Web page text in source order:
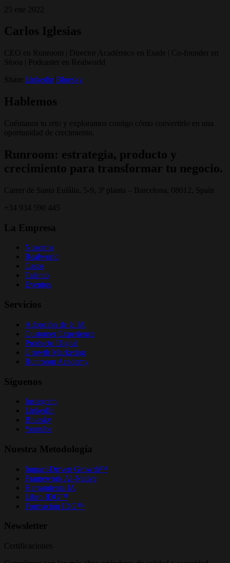
25 ene 2022
Carlos Iglesias
CEO en Runroom | Director Académico en Esade | Co-founder en
Stooa | Podcaster en Realworld
Share: Linkedin Bluesky
Hablemos
Cuéntanos tu reto y exploramos contigo cómo convertirlo en una
oportunidad de crecimiento.
Runroom: estrategia, producto y
crecimiento para transformar tu negocio.
Carrer de Santa Eulàlia, 5-9, 3ª planta – Barcelona, 08012, Spain
+34 934 590 445
La Empresa
Nosotros
Realworld
Casos
Talento
Eventos
Servicios
Adopción de la IA
Customer Experience
Producto Digital
Growth Marketing
Runroom Academy
Síguenos
Instagram
LinkedIn
Bluesky
Youtube
Nuestra Metodología
Impact-Driven Growth™
Framework AI-Native
Herramienta IA
Libro IDG™
Formación IDG™
Newsletter
Certificaciones